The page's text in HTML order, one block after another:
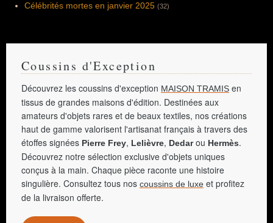
Célébrités mortes en janvier 2025 (32)
Coussins d'Exception
Découvrez les coussins d'exception MAISON TRAMIS en
tissus de grandes maisons d'édition. Destinées aux
amateurs d'objets rares et de beaux textiles, nos créations
haut de gamme valorisent l'artisanat français à travers des
étoffes signées Pierre Frey, Lelièvre, Dedarou Hermès.
Découvrez notre sélection exclusive d'objets uniques
conçus à la main. Chaque pièce raconte une histoire
singulière. Consultez tous nos coussins de luxe et profitez
de la livraison offerte.